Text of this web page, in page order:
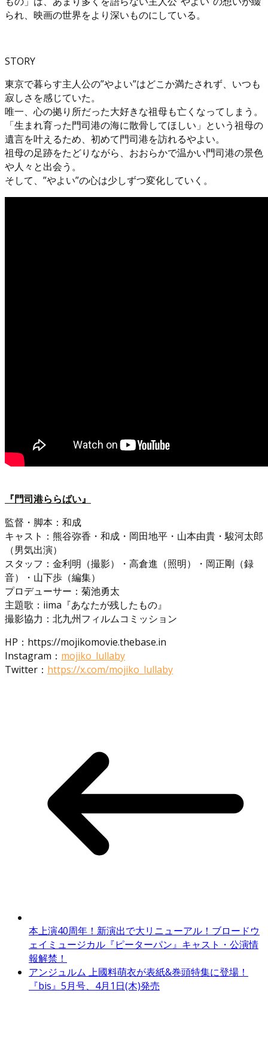
られ、映画の世界をより深いものにしている。
STORY
東京で暮らす主人公の”やよい”はどこか満たされず、いつも
寂しさを感じていた。
唯一、心の拠り所だった大好きな祖母も亡くなってしまう。
「生まれ育った門司港の海に散骨してほしい」という祖母の
遺言を叶えるため、初めて門司港を訪れるやよい。
祖母の足跡をたどりながら、おおらかで温かい門司港の景色
や人々と出会う。
そして、”やよい”の心は少しずつ変化していく。
『門司港ららばい』
監督・脚本：和成
キャスト：熊谷弥香・和成・岡田地平・山本由貴・駿河太郎
（男気出演）
スタッフ：金利明（撮影）・高倉進（照明）・岡正剛（録
音）・山下歩（編集）
プロデューサー：菊池勇太
主題歌：iima『あなたが残したもの』
撮影協力：北九州フィルムコミッション
HP：https://mojikomovie.thebase.in
Instagram： mojiko_lullaby
Twitter： https://x.com/mojiko_lullaby
本上演40周年！新演出で大リニューアル！ブロードウ
ェイミュージカル『ピーターパン』キャスト・公演情
報解禁！
アンジュルム 上國料萌衣が表紙&巻頭特集に登場！
『bis』5月号、4月1日(木)発売